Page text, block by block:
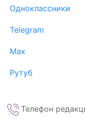
Одноклассники
Telegram
Max
Рутуб
Телефон